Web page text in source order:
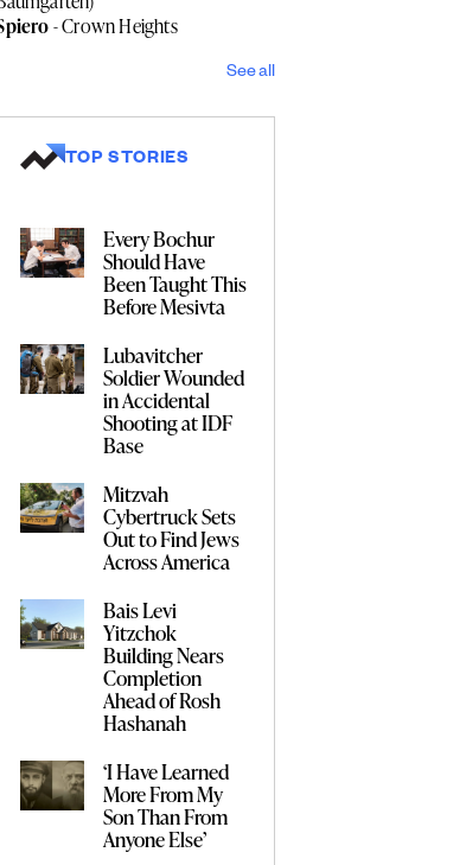
- Crown Heights
See all
TOP STORIES
Every Bochur
Should Have
Been Taught This
Before Mesivta
Lubavitcher
Soldier Wounded
in Accidental
Shooting at IDF
Base
Mitzvah
Cybertruck Sets
Out to Find Jews
Across America
Bais Levi
Yitzchok
Building Nears
Completion
Ahead of Rosh
Hashanah
‘I Have Learned
More From My
Son Than From
Anyone Else’